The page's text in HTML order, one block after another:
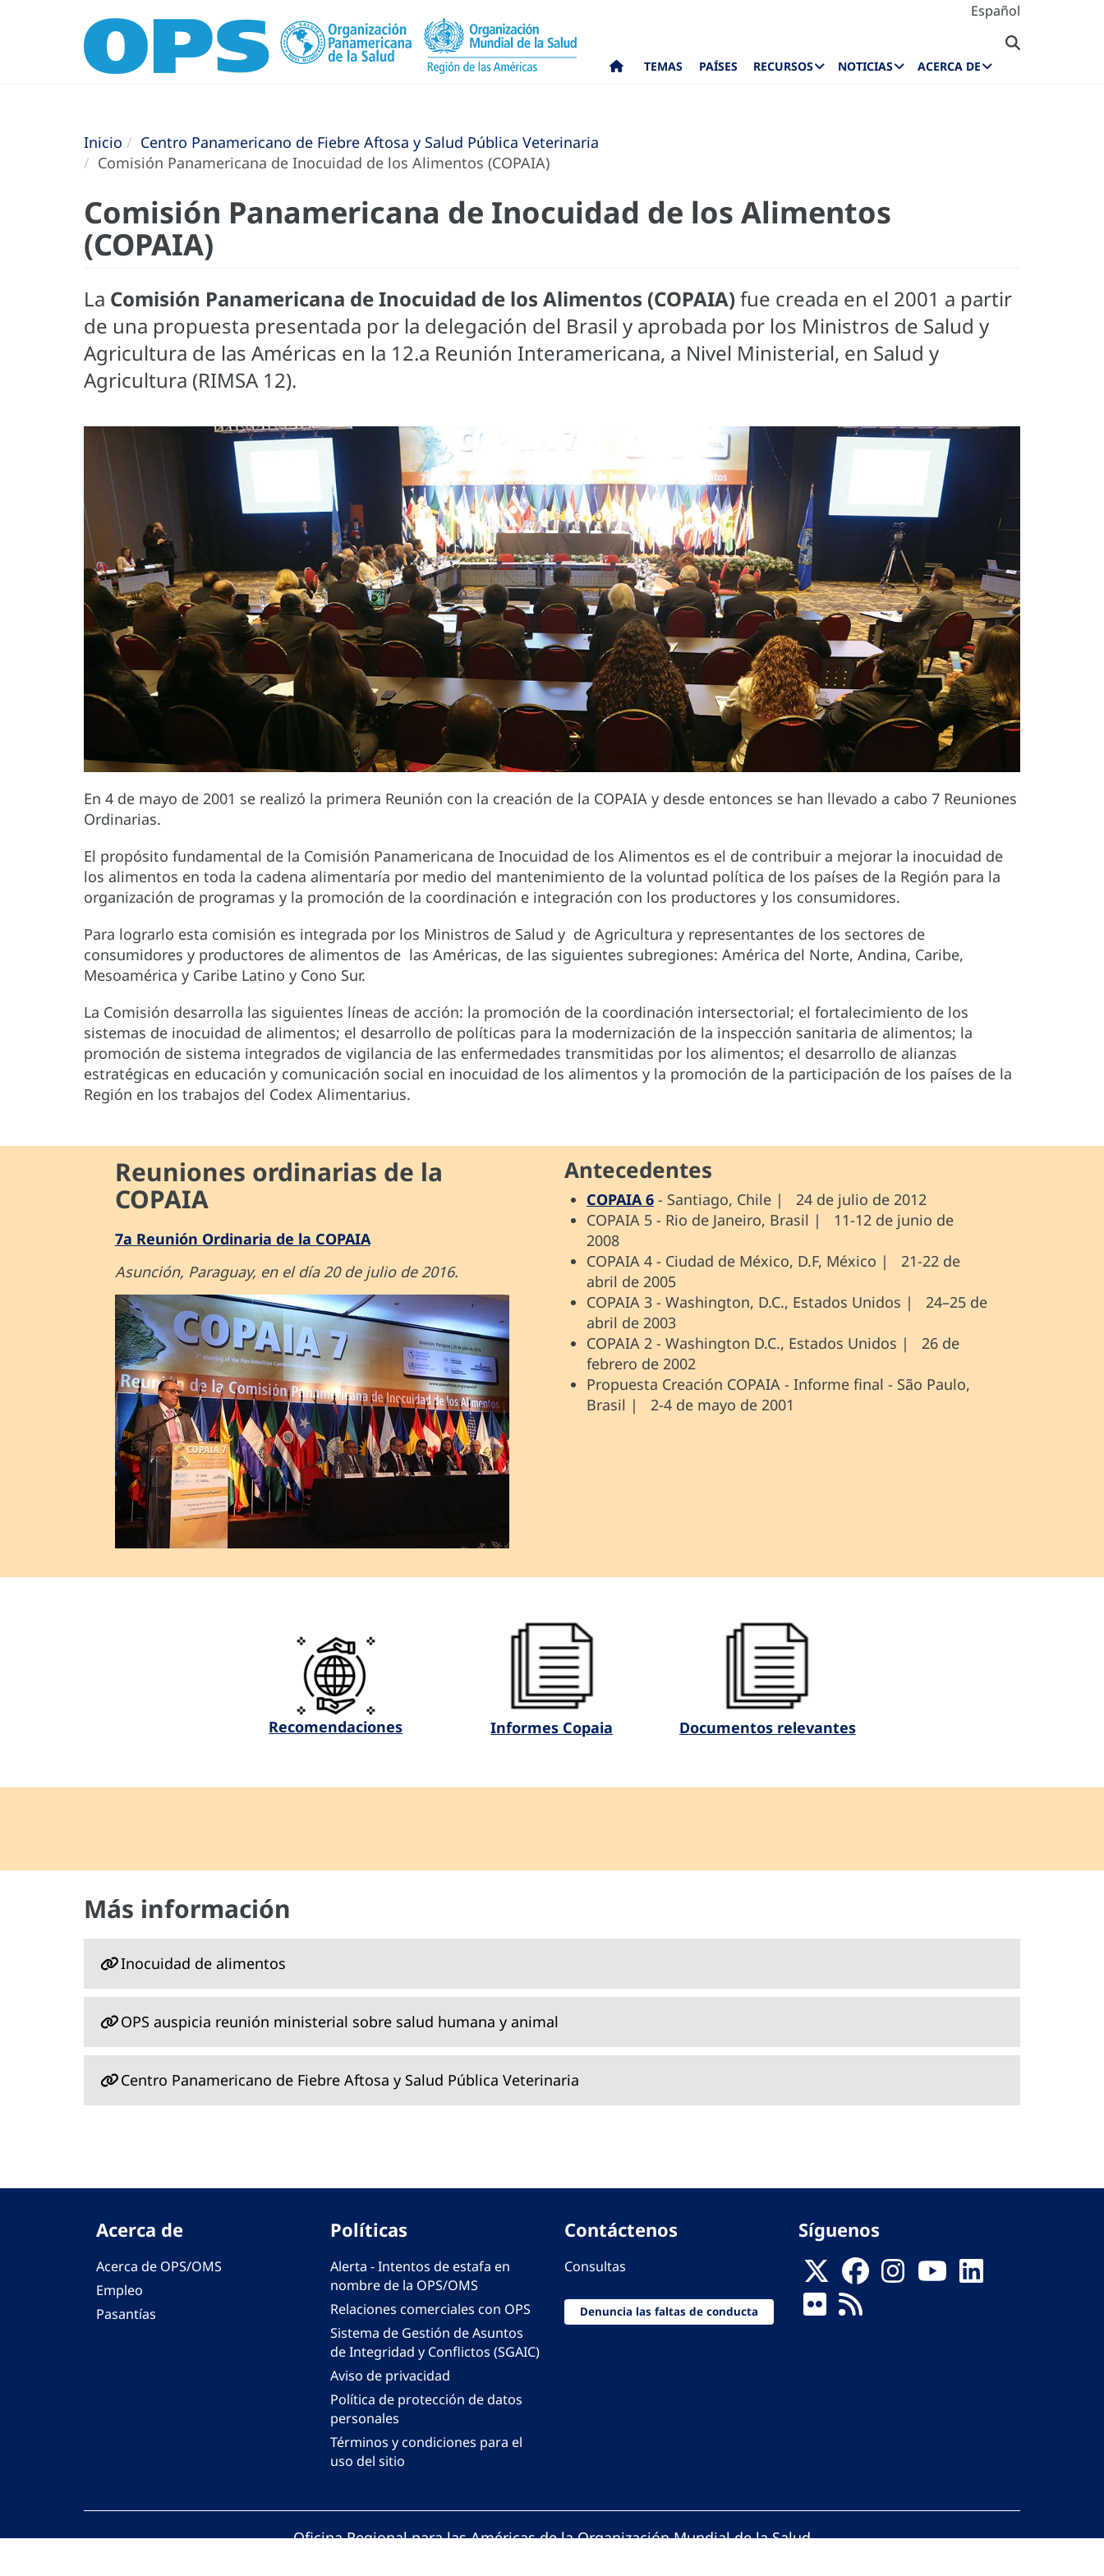
Español
TEMAS PAÍSES RECURSOS NOTICIAS ACERCA DE
Inicio
Centro Panamericano de Fiebre Aftosa y Salud Pública Veterinaria
Comisión Panamericana de Inocuidad de los Alimentos (COPAIA)
Comisión Panamericana de Inocuidad de los Alimentos
(COPAIA)
La Comisión Panamericana de Inocuidad de los Alimentos (COPAIA)fue creada en el 2001 a partir
de una propuesta presentada por la delegación del Brasil y aprobada por los Ministros de Salud y
Agricultura de las Américas en la 12.a Reunión Interamericana, a Nivel Ministerial, en Salud y
Agricultura (RIMSA 12).
En 4 de mayo de 2001 se realizó la primera Reunión con la creación de la COPAIA y desde entonces se han llevado a cabo 7 Reuniones
Ordinarias.
El propósito fundamental de la Comisión Panamericana de Inocuidad de los Alimentos es el de contribuir a mejorar la inocuidad de
los alimentos en toda la cadena alimentaría por medio del mantenimiento de la voluntad política de los países de la Región para la
organización de programas y la promoción de la coordinación e integración con los productores y los consumidores.
Para lograrlo esta comisión es integrada por los Ministros de Salud y de Agricultura y representantes de los sectores de
consumidores y productores de alimentos de las Américas, de las siguientes subregiones: América del Norte, Andina, Caribe,
Mesoamérica y Caribe Latino y Cono Sur.
La Comisión desarrolla las siguientes líneas de acción: la promoción de la coordinación intersectorial; el fortalecimiento de los
sistemas de inocuidad de alimentos; el desarrollo de políticas para la modernización de la inspección sanitaria de alimentos; la
promoción de sistema integrados de vigilancia de las enfermedades transmitidas por los alimentos; el desarrollo de alianzas
estratégicas en educación y comunicación social en inocuidad de los alimentos y la promoción de la participación de los países de la
Región en los trabajos del Codex Alimentarius.
Reuniones ordinarias de la
COPAIA
7a Reunión Ordinaria de la COPAIA
Asunción, Paraguay, en el día 20 de julio de 2016.
Antecedentes
COPAIA 6 - Santiago, Chile | 24 de julio de 2012
COPAIA 5 - Rio de Janeiro, Brasil | 11-12 de junio de
2008
COPAIA 4 - Ciudad de México, D.F, México | 21-22 de
abril de 2005
COPAIA 3 - Washington, D.C., Estados Unidos | 24–25 de
abril de 2003
COPAIA 2 - Washington D.C., Estados Unidos | 26 de
febrero de 2002
Propuesta Creación COPAIA - Informe final - São Paulo,
Brasil | 2-4 de mayo de 2001
Recomendaciones Informes Copaia Documentos relevantes
Más información
Inocuidad de alimentos
OPS auspicia reunión ministerial sobre salud humana y animal
Centro Panamericano de Fiebre Aftosa y Salud Pública Veterinaria
Acerca de
Acerca de OPS/OMS
Empleo
Pasantías
Políticas
Alerta - Intentos de estafa en
nombre de la OPS/OMS
Relaciones comerciales con OPS
Sistema de Gestión de Asuntos
de Integridad y Conflictos (SGAIC)
Aviso de privacidad
Política de protección de datos
personales
Términos y condiciones para el
uso del sitio
Contáctenos
Consultas
Denuncia las faltas de conducta
Síguenos
Oficina Regional para las Américas de la Organización Mundial de la Salud